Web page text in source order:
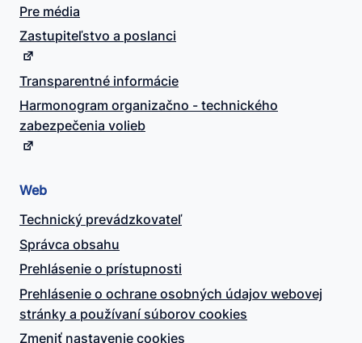
Pre média
Zastupiteľstvo a poslanci
Transparentné informácie
Harmonogram organizačno - technického
zabezpečenia volieb
Web
Technický prevádzkovateľ
Správca obsahu
Prehlásenie o prístupnosti
Prehlásenie o ochrane osobných údajov webovej
stránky a používaní súborov cookies
Zmeniť nastavenie cookies